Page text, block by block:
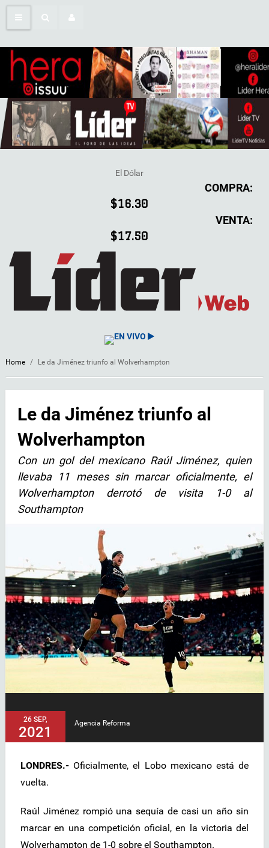
El Dólar
COMPRA:
$16.30
VENTA:
$17.50
EN VIVO
Home / Le da Jiménez triunfo al Wolverhampton
Le da Jiménez triunfo al
Wolverhampton
Con un gol del mexicano Raúl Jiménez, quien
llevaba 11 meses sin marcar oficialmente, el
Wolverhampton derrotó de visita 1-0 al
Southampton
26 SEP,
2021
Agencia Reforma
LONDRES.- Oficialmente, el Lobo mexicano está de
vuelta.
Raúl Jiménez rompió una sequía de casi un año sin
marcar en una competición oficial, en la victoria del
Wolverhampton de 1-0 sobre el Southampton.